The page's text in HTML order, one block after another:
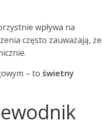
wpływa na
często zauważają, że
– to świetny